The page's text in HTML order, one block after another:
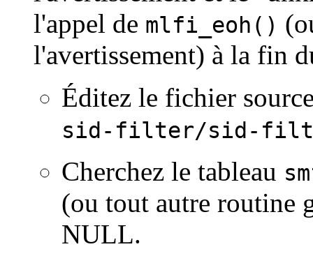
l'appel de mlfi_eoh()
l'avertissement) à la fin
Éditez le fichier
sid-filter/sid-
Cherchez le tableau
(ou tout autre routine
NULL.